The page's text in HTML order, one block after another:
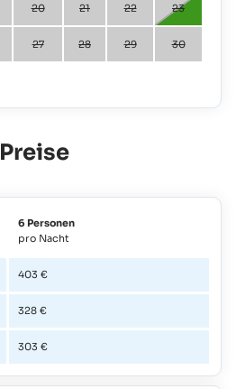
20 21 22 23
27 28 29 30
Preise
6 Personen
pro Nacht
403 €
328 €
303 €